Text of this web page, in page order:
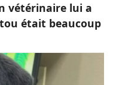
vétérinaire lui a
était beaucoup